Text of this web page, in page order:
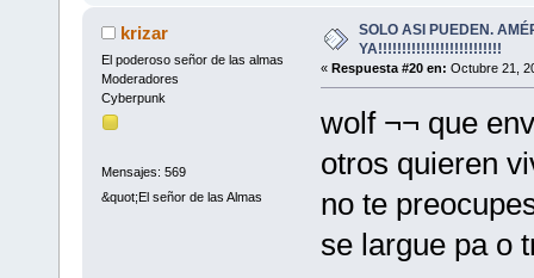
krizar
El poderoso señor de las almas
Moderadores
Cyberpunk
Mensajes: 569
&quot;El señor de las Almas
SOLO ASI PUEDEN.
YA!!!!!!!!!!!!!!!!!!!!!!!!!!
« Respuesta #20 en: Octubre 21,
wolf ¬¬ que
otros quieren
no te
se largue pa o